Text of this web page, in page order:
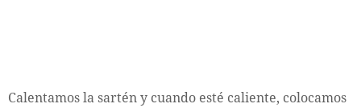
Calentamos la sartén y cuando esté caliente, colocamos